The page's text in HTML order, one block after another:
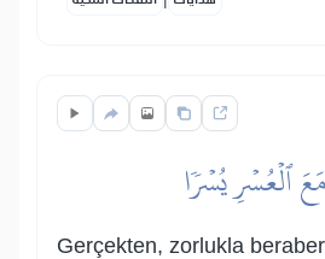
ٱلۡعُسۡرِ يُسۡرٗا
Gerçekten, zorlukla